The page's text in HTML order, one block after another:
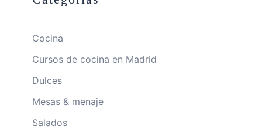
Cocina
Cursos de cocina en Madrid
Dulces
Mesas & menaje
Salados